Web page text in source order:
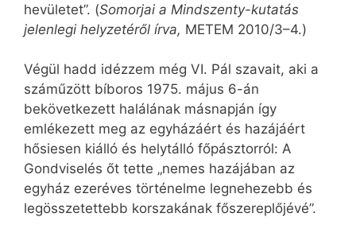
hevületet”. (Somorjai a Mindszenty-kutatás
jelenlegi helyzetéről írva, METEM 2010/3–4.)
Végül hadd idézzem még VI. Pál szavait, aki a
száműzött bíboros 1975. május 6-án
bekövetkezett halálának másnapján így
emlékezett meg az egyházáért és hazájáért
hősiesen kiálló és helytálló főpásztorról: A
Gondviselés őt tette „nemes hazájában az
egyház ezeréves történelme legnehezebb és
legösszetettebb korszakának főszereplőjévé”.